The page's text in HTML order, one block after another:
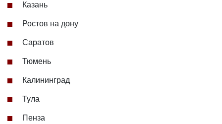
Казань
Ростов на дону
Саратов
Тюмень
Калининград
Тула
Пенза